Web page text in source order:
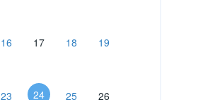
16 17 18
19
23 24 25
26